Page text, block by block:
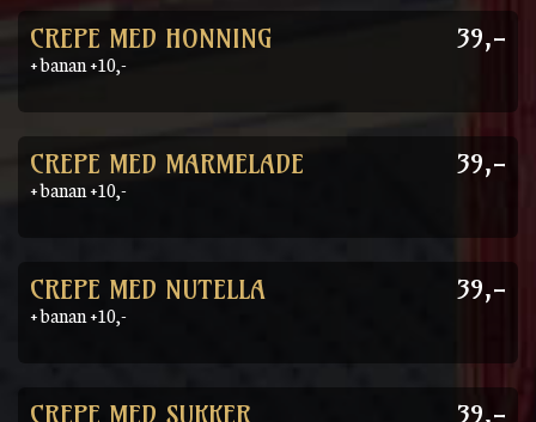
CREPE MED HONNING
+ banan +10,-
39,-
CREPE MED MARMELADE
+ banan +10,-
39,-
CREPE MED NUTELLA
+ banan +10,-
39,-
CREPE MED SUKKER 39,-